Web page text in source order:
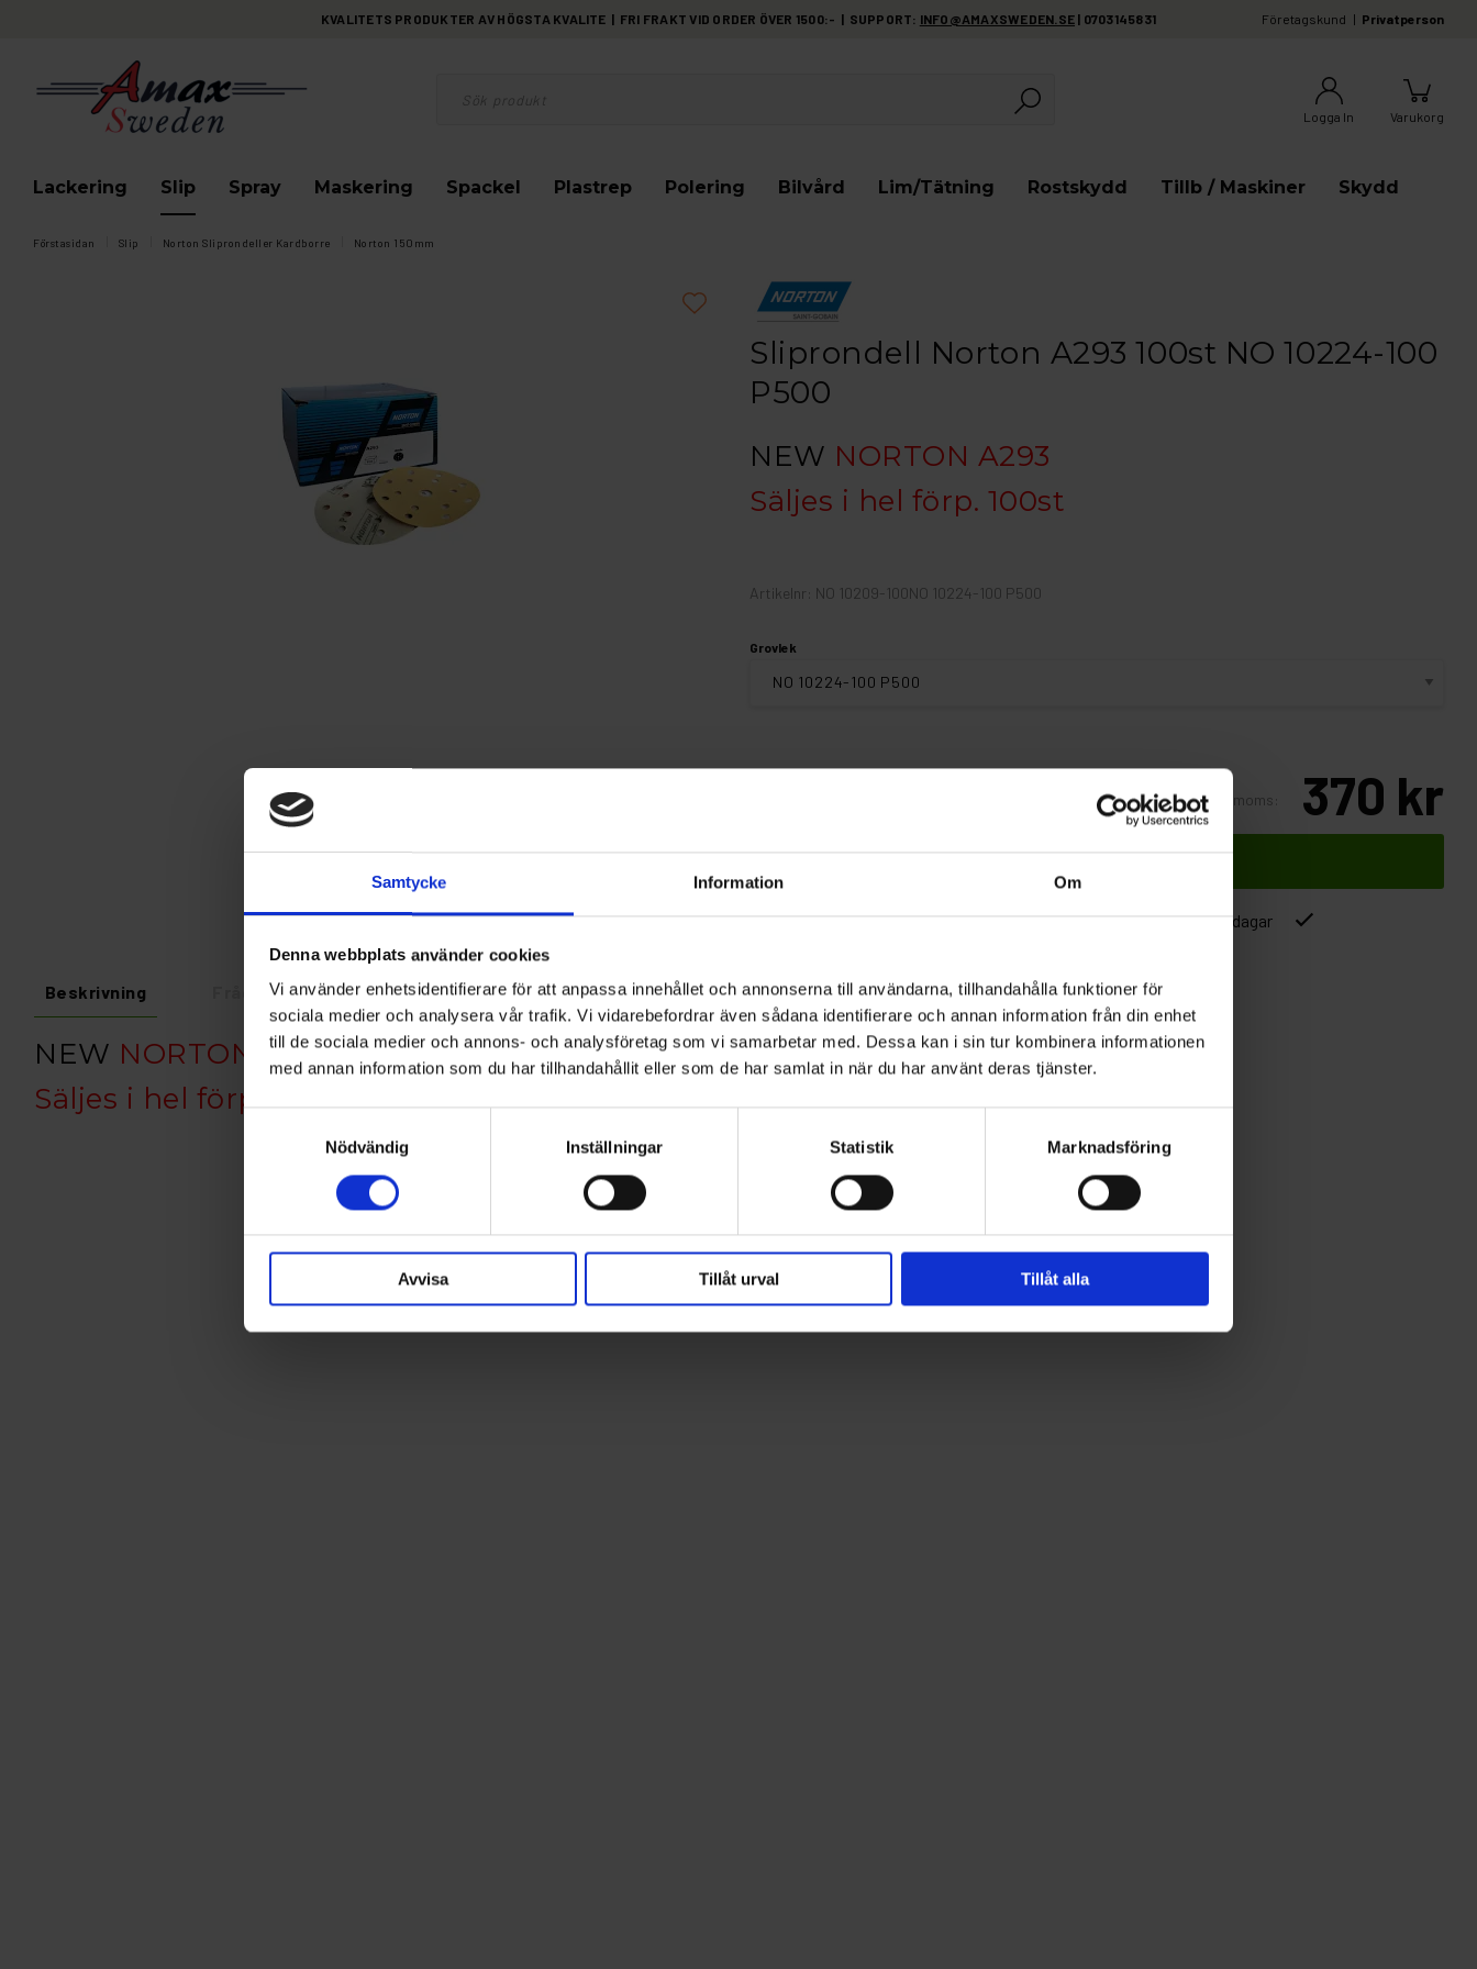
Samtycke Information Om
Denna webbplats använder cookies
Vi använder enhetsidentifierare för att anpassa innehållet och annonserna till användarna, tillhandahålla funktioner för
sociala medier och analysera vår trafik. Vi vidarebefordrar även sådana identifierare och annan information från din enhet
till de sociala medier och annons- och analysföretag som vi samarbetar med. Dessa kan i sin tur kombinera informationen
med annan information som du har tillhandahållit eller som de har samlat in när du har använt deras tjänster.
Nödvändig
Inställningar Statistik Marknadsföring
Avvisa Tillåt urval Tillåt alla
Företagskund Privatperson
KVALITETS PRODUKTER AV HÖGSTA KVALITE | FRI FRAKT VID ORDER ÖVER 1500:- | SUPPORT: INFO@AMAXSWEDEN.SE | 0703145831
Varukorg
Logga In
Lackering Slip Spray Maskering Spackel Plastrep Polering Bilvård Lim/Tätning Rostskydd Tillb / Maskiner Skydd
Förstasidan Slip Norton Sliprondeller Kardborre Norton 150mm
Sliprondell Norton A293 100st NO 10224-100
P500
NEW NORTON A293
Säljes i hel förp. 100st
Artikelnr: NO 10209-100NO 10224-100 P500
Grovlek
Inkl. moms: 370 kr
Fri frakt över 1500kr Leverans inom 1-5 dagar
Beskrivning Fråga om produkt Recensioner
NEW NORTON A293
Säljes i hel förp. 100st